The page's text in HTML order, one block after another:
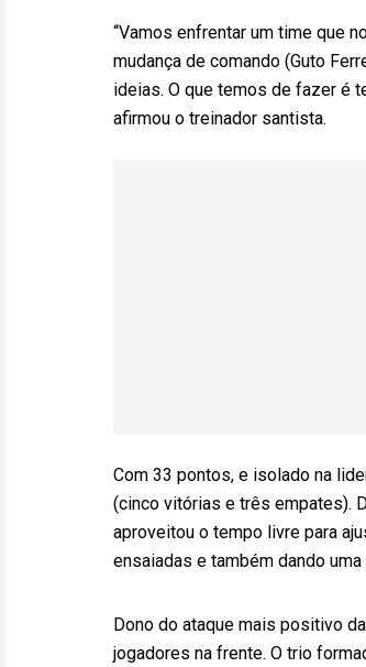
“Vamos enfrentar um time que
mudança de comando (Guto
ideias. O que temos de fazer é
afirmou o treinador santista.
Com 33 pontos, e isolado na
(cinco vitórias e três empates).
aproveitou o tempo livre para
ensaiadas e também dando
Dono do ataque mais positivo
jogadores na frente. O trio